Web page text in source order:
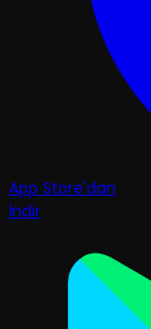
App Store'dan
İndir